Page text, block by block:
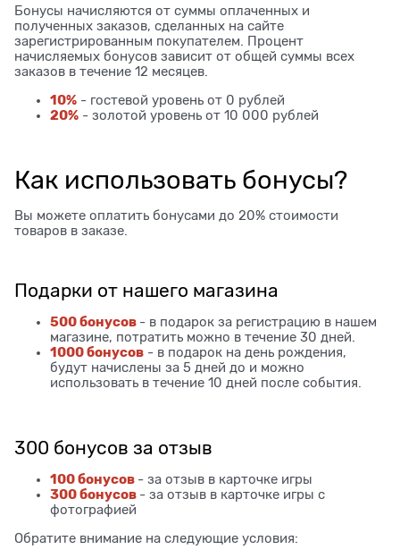
Бонусы начисляются от суммы оплаченных и
полученных заказов, сделанных на сайте
зарегистрированным покупателем. Процент
начисляемых бонусов зависит от общей суммы всех
заказов в течение 12 месяцев.
10% - гостевой уровень от 0 рублей
20% - золотой уровень от 10 000 рублей
Как использовать бонусы?
Вы можете оплатить бонусами до 20% стоимости
товаров в заказе.
Подарки от нашего магазина
500 бонусов - в подарок за регистрацию в нашем
магазине, потратить можно в течение 30 дней.
1000 бонусов - в подарок на день рождения,
будут начислены за 5 дней до и можно
использовать в течение 10 дней после события.
300 бонусов за отзыв
100 бонусов - за отзыв в карточке игры
300 бонусов - за отзыв в карточке игры с
фотографией
Обратите внимание на следующие условия: